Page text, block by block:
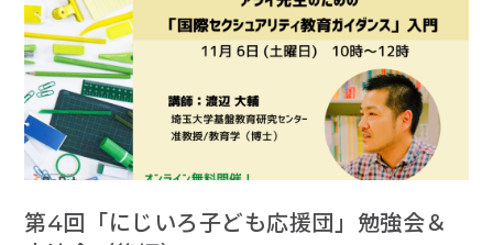
第4回「にじいろ子ども応援団」勉強会＆